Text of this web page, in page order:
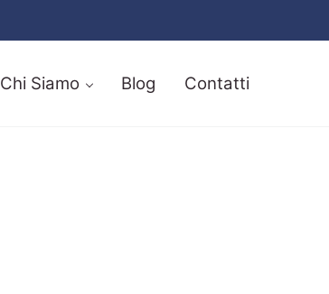
Chi Siamo Blog Contatti